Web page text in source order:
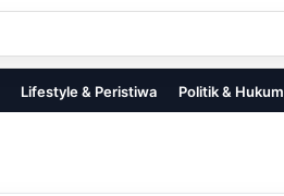
Lifestyle & Peristiwa Politik & Hukum